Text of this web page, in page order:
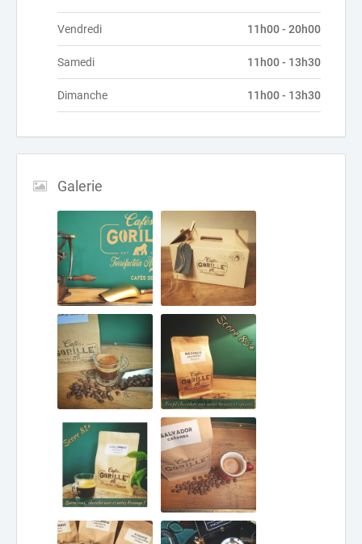
Vendredi 11h00 - 20h00
Samedi 11h00 - 13h30
Dimanche 11h00 - 13h30
Galerie